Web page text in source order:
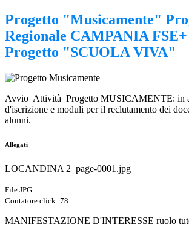
Progetto "Musicamente"
Regionale CAMPANIA FSE+
Progetto "SCUOLA VIVA"
Avvio Attività Progetto MUSICAMENTE: in
d'iscrizione e moduli per il reclutamento dei
alunni.
Allegati
LOCANDINA 2_page-0001.jpg
File JPG
Contatore click: 78
MANIFESTAZIONE D'INTERESSE ruolo